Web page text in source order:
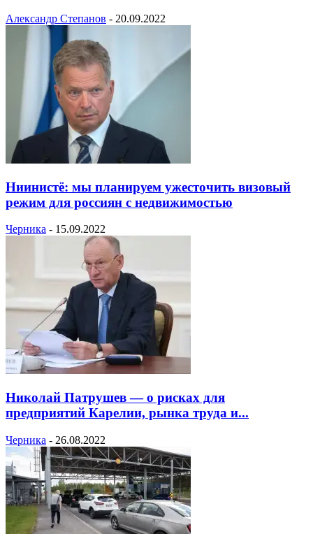
Александр Степанов - 20.09.2022
Ниинистё: мы планируем ужесточить визовый
режим для россиян с недвижимостью
Черника - 15.09.2022
Николай Патрушев — о рисках для
предприятий Карелии, рынка труда и...
Черника - 26.08.2022